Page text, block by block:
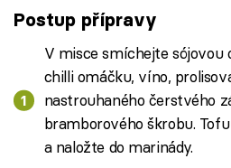
Postup přípravy
V misce smíchejte sójovou
chilli omáčku, víno,
nastrouhaného čerstvého
bramborového škrobu.
a naložte do marinády.